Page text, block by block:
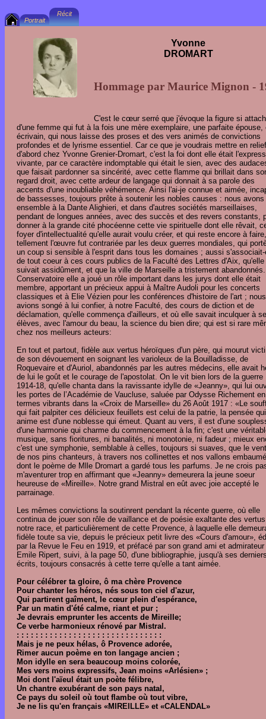
Yvonne
DROMART
Hommage par Maurice Mignon -
C'est le cœur serré que j'évoque la figure si
d'une femme qui fut à la fois une mère exemplaire, une parfaite épouse,
écrivain, qui nous laisse des proses et des vers animés de convictions
profondes et de lyrisme essentiel. Car ce que je voudrais mettre en
d'abord chez Yvonne Grenier-Dromart, c'est la foi dont elle était
vivante, par ce caractère indomptable qui était le sien, avec des
que faisait pardonner sa sincérité, avec cette flamme qui brillait dans
regard droit, avec cette ardeur de langage qui donnait à sa parole des
accents d'une inoubliable véhémence. Ainsi l'ai-je connue et aimée,
de bassesses, toujours prête à soutenir les nobles causes : nous
ensemble à la Dante Alighieri, et dans d'autres sociétés marseillaises,
pendant de longues années, avec des succès et des revers constants,
donner à la grande cité phocéenne cette vie spirituelle dont elle rêvait,
foyer d'intellectualité qu'elle aurait voulu créer, et qui reste encore à faire,
tellement l'œuvre fut contrariée par les deux guerres mondiales, qui
un coup si sensible à l'esprit dans tous les domaines ; aussi s'associait-
de tout coeur à ces cours publics de la Faculté des Lettres d'Aix, qu'elle
suivait assidûment, et que la ville de Marseille a tristement
Conservatoire elle a joué un rôle important dans les jurys dont elle était
membre, apportant un précieux appui à Maître Audoli pour les concerts
classiques et à Elie Vézien pour les conférences d'histoire de l'art ; nous
avions songé à lui confier, à notre Faculté, des cours de diction et de
déclamation, qu'elle commença d'ailleurs, et où elle savait inculquer à
élèves, avec l'amour du beau, la science du bien dire; qui est si rare
chez nos meilleurs acteurs:
En tout et partout, fidèle aux vertus héroïques d'un père, qui mourut
de son dévouement en soignant les varioleux de la Bouilladisse, de
Roquevaire et d'Auriol, abandonnés par les autres médecins, elle avait
de lui le goût et le courage de l'apostolat. On le vit bien lors de la guerre
1914-18, qu'elle chanta dans la ravissante idylle de «Jeanny», qui lui
les portes de l’Académie de Vaucluse, saluée par Odysse Richement
termes vibrants dans la «Croix de Marseille» du 26 Août 1917 : «Le
qui fait palpiter ces délicieux feuillets est celui de la patrie, la pensée
anime est d'une noblesse qui émeut. Quant au vers, il est d'une
d'une harmonie qui charme du commencement à la fin; c'est une
musique, sans fioritures, ni banalités, ni monotonie, ni fadeur ; mieux
c'est une symphonie, semblable à celles, toujours si suaves, que le
de nos pins chanteurs, à travers nos collinettes et nos vallons
dont le poème de Mlle Dromart a gardé tous les parfums. Je ne crois
m'aventurer trop en affirmant que «Jeanny» demeurera la jeune soeur
heureuse de «Mireille». Notre grand Mistral en eût avec joie accepté le
parrainage.
Les mêmes convictions la soutinrent pendant la récente guerre, où elle
continua de jouer son rôle de vaillance et de poésie exaltante des
notre race, et particulièrement de cette Provence, à laquelle elle
fidèle toute sa vie, depuis le précieux petit livre des «Cours d'amour»,
par la Revue le Feu en 1919, et préfacé par son grand ami et admirateur
Emile Ripert, suivi, à la page 50, d'une bibliographie, jusqu'à ses
écrits, toujours consacrés à cette terre qu'elle a tant aimée.
Pour célébrer ta gloire, ô ma chère Provence
Pour chanter les héros, nés sous ton ciel d'azur,
Qui partirent gaîment, le cœur plein d'espérance,
Par un matin d'été calme, riant et pur ;
Je devrais emprunter les accents de Mireille;
Ce verbe harmonieux rénové par Mistral.
: : : : : : : : : : : : : : : : : : : : : : : : : : : : : : :
Mais je ne peux hélas, ô Provence adorée,
Rimer aucun poème en ton langage ancien ;
Mon idylle en sera beaucoup moins colorée,
Mes vers moins expressifs, Jean moins «Arlésien» ;
Moi dont l'aïeul était un poète félibre,
Un chantre exubérant de son pays natal,
Ce pays du soleil où tout flambe où tout vibre,
Je ne lis qu'en français «MIREILLE» et «CALENDAL»